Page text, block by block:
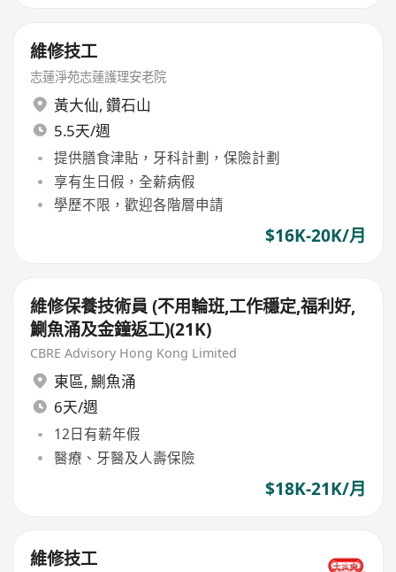
維修技工
志蓮淨苑志蓮護理安老院
黃大仙, 鑽石山
5.5天/週
提供膳食津貼，牙科計劃，保險計劃
享有生日假，全薪病假
學歷不限，歡迎各階層申請
$16K-20K/月
維修保養技術員 (不用輪班,工作穩定,福利好,
鰂魚涌及金鐘返工)(21K)
CBRE Advisory Hong Kong Limited
東區, 鰂魚涌
6天/週
12日有薪年假
醫療、牙醫及人壽保險
$18K-21K/月
維修技工